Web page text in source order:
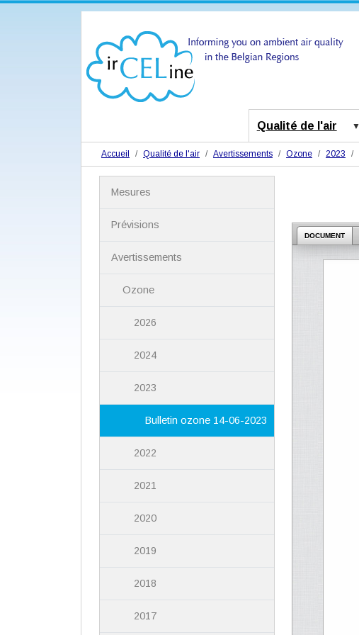
Qualité de l'air
Accueil Qualité de l'air Avertissements Ozone 2023
DOCUMENT
Mesures
Prévisions
Avertissements
Ozone
2026
2024
2023
Bulletin ozone 14-06-2023
2022
2021
2020
2019
2018
2017